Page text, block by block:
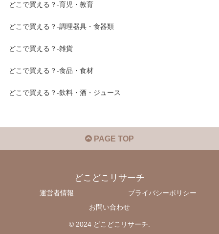
どこで買える？-育児・教育
どこで買える？-調理器具・食器類
どこで買える？-雑貨
どこで買える？-食品・食材
どこで買える？-飲料・酒・ジュース
PAGE TOP
どこどこリサーチ
運営者情報
プライバシーポリシー
お問い合わせ
© 2024 どこどこリサーチ.